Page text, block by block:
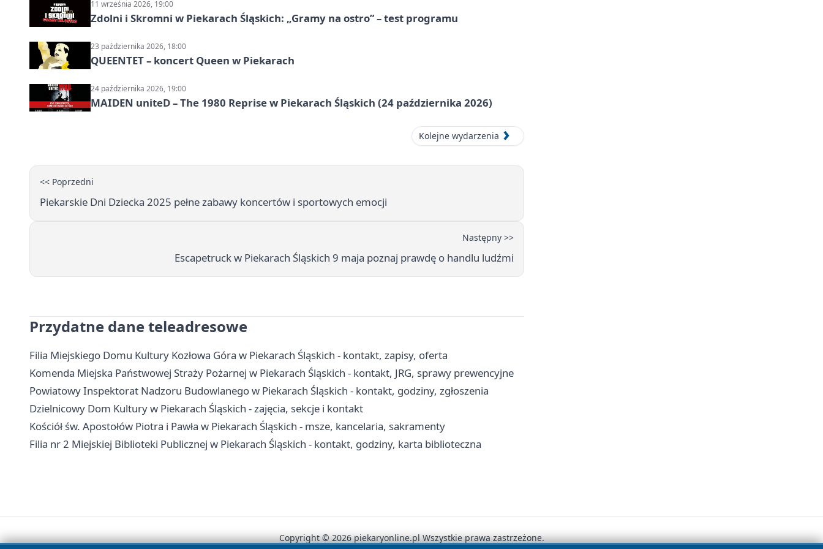
11 września 2026, 19:00
Zdolni i Skromni w Piekarach Śląskich: „Gramy na ostro” – test programu
23 października 2026, 18:00
QUEENTET – koncert Queen w Piekarach
24 października 2026, 19:00
MAIDEN uniteD – The 1980 Reprise w Piekarach Śląskich (24 października 2026)
Kolejne wydarzenia
<< Poprzedni
Piekarskie Dni Dziecka 2025 pełne zabawy koncertów i sportowych emocji
Następny >>
Escapetruck w Piekarach Śląskich 9 maja poznaj prawdę o handlu ludźmi
Przydatne dane teleadresowe
Filia Miejskiego Domu Kultury Kozłowa Góra w Piekarach Śląskich - kontakt, zapisy, oferta
Komenda Miejska Państwowej Straży Pożarnej w Piekarach Śląskich - kontakt, JRG, sprawy prewencyjne
Powiatowy Inspektorat Nadzoru Budowlanego w Piekarach Śląskich - kontakt, godziny, zgłoszenia
Dzielnicowy Dom Kultury w Piekarach Śląskich - zajęcia, sekcje i kontakt
Kościół św. Apostołów Piotra i Pawła w Piekarach Śląskich - msze, kancelaria, sakramenty
Filia nr 2 Miejskiej Biblioteki Publicznej w Piekarach Śląskich - kontakt, godziny, karta biblioteczna
Copyright © 2026 piekaryonline.pl Wszystkie prawa zastrzeżone.